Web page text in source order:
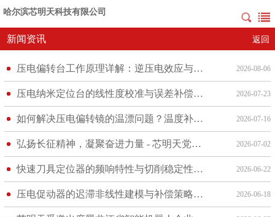
哈尔滨芯明天科技有限公司
新闻资讯 返回
压电偏转台工作原理详解：逆压电效应与柔性铰链机构的偏转控制逻辑 2026-08-06
压电纳米定位台的线性度校准与误差补偿技术研究 2026-07-23
如何解决压电偏转镜的温漂问题？温度补偿技术实战分享 2026-07-16
弘扬长征精神，凝聚奋进力量 - 芯明天党支部组织观影《四渡》活动 2026-07-02
快速刀具定位器的频响特性与切削稳定性分析 2026-06-22
压电促动器的迟滞非线性建模与补偿策略研究 2026-06-18